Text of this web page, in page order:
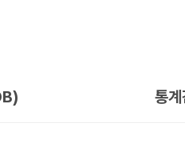
통